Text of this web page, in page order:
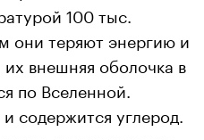
100 тыс.
они теряют энергию и
их внешняя оболочка в
по Вселенной.
содержится углерод.